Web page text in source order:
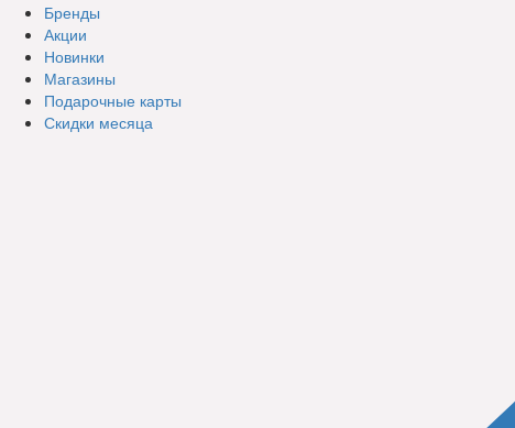
Бренды
Акции
Новинки
Магазины
Подарочные карты
Скидки месяца